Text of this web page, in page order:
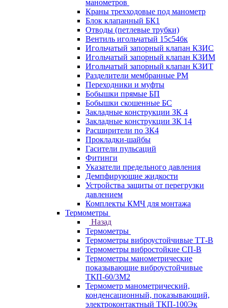
манометров
Краны трехходовые под манометр
Блок клапанный БК1
Отводы (петлевые трубки)
Вентиль игольчатый 15с54бк
Игольчатый запорный клапан КЗИС
Игольчатый запорный клапан КЗИМ
Игольчатый запорный клапан КЗИТ
Разделители мембранные РМ
Переходники и муфты
Бобышки прямые БП
Бобышки скошенные БС
Закладные конструкции ЗК 4
Закладные конструкции ЗК 14
Расширители по ЗК4
Прокладки-шайбы
Гасители пульсаций
Фитинги
Указатели предельного давления
Демпфирующие жидкости
Устройства защиты от перегрузки
давлением
Комплекты КМЧ для монтажа
Термометры
Назад
Термометры
Термометры виброустойчивые ТТ-В
Термометры вибростойкие СП-В
Термометры манометрические
показывающие виброустойчивые
ТКП-60/3М2
Термометр манометрический,
конденсационный, показывающий,
электроконтактный ТКП-100Эк